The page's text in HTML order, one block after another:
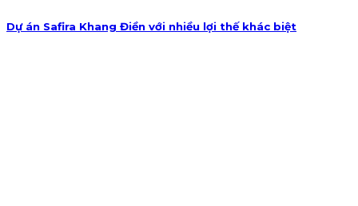
Dự án Safira Khang Điền với nhiều lợi thế khác biệt